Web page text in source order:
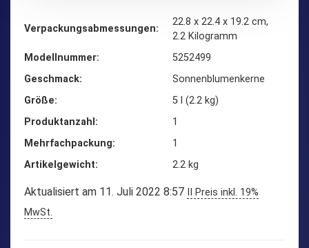
Verpackungsabmessungen
‎22.8 x 22.4 x 19.2 cm,
2.2 Kilogramm
Modellnummer
‎5252499
Geschmack
‎Sonnenblumenkerne
Größe
‎5 l (2.2 kg)
Produktanzahl
‎1
Mehrfachpackung
‎1
Artikelgewicht
‎2.2 kg
Aktualisiert am 11. Juli 2022 8:57
II Preis inkl. 19%
MwSt.